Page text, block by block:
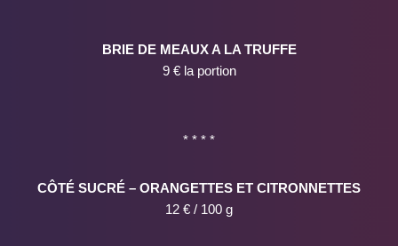
BRIE DE MEAUX A LA TRUFFE
9 € la portion
* * * *
CÔTÉ SUCRÉ – ORANGETTES ET CITRONNETTES
12 € / 100 g